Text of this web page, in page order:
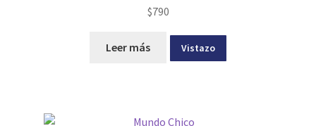
$790
Leer más Vistazo